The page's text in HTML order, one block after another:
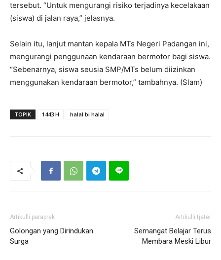
tersebut. “Untuk mengurangi risiko terjadinya kecelakaan
(siswa) di jalan raya,” jelasnya.
Selain itu, lanjut mantan kepala MTs Negeri Padangan ini,
mengurangi penggunaan kendaraan bermotor bagi siswa.
“Sebenarnya, siswa seusia SMP/MTs belum diizinkan
menggunakan kendaraan bermotor,” tambahnya. (Slam)
TOPIK 1443 H halal bi halal
Artikulli paraprak
Golongan yang Dirindukan
Surga
Artikulli tjetër
Semangat Belajar Terus
Membara Meski Libur